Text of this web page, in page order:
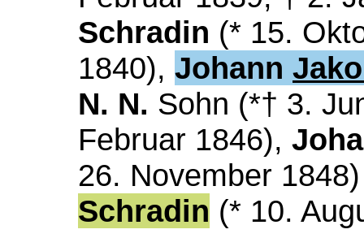
Schradin (* 15.
1840), Johann
N. N. Sohn (*† 3.
Februar 1846),
26. November
Schradin (* 10.